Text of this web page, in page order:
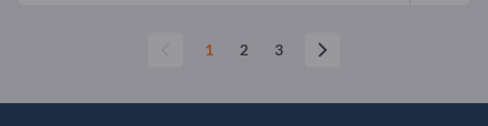
1 2 3